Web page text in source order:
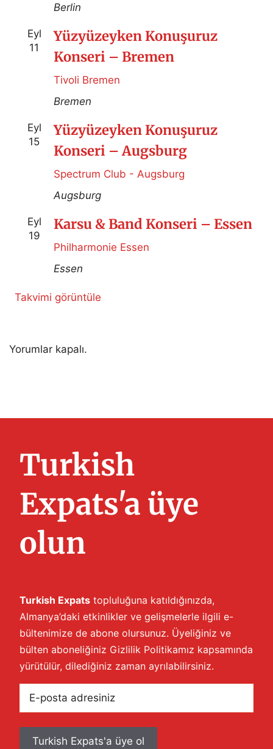
Berlin
Eyl
11
Yüzyüzeyken Konuşuruz
Konseri – Bremen
Tivoli Bremen
Bremen
Eyl
15
Yüzyüzeyken Konuşuruz
Konseri – Augsburg
Spectrum Club - Augsburg
Augsburg
Eyl
19
Karsu & Band Konseri – Essen
Philharmonie Essen
Essen
Takvimi görüntüle
Yorumlar kapalı.
Turkish
Expats'a üye
olun
Turkish Expats topluluğuna katıldığınızda,
Almanya’daki etkinlikler ve gelişmelerle ilgili e-
bültenimize de abone olursunuz. Üyeliğiniz ve
bülten aboneliğiniz Gizlilik Politikamız kapsamında
yürütülür, dilediğiniz zaman ayrılabilirsiniz.
posta
adresiniz